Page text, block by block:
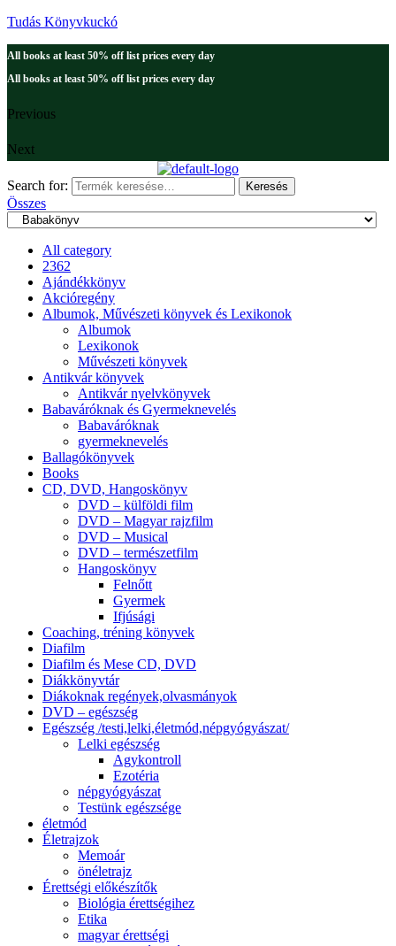
Tudás Könyvkuckó
All books at least 50% off list prices every day
All books at least 50% off list prices every day
Previous
Next
Search for: Keresés
Összes
All category
2362
Ajándékkönyv
Akcióregény
Albumok, Művészeti könyvek és Lexikonok
Albumok
Lexikonok
Művészeti könyvek
Antikvár könyvek
Antikvár nyelvkönyvek
Babaváróknak és Gyermeknevelés
Babaváróknak
gyermeknevelés
Ballagókönyvek
Books
CD, DVD, Hangoskönyv
DVD – külföldi film
DVD – Magyar rajzfilm
DVD – Musical
DVD – természetfilm
Hangoskönyv
Felnőtt
Gyermek
Ifjúsági
Coaching, tréning könyvek
Diafilm
Diafilm és Mese CD, DVD
Diákkönyvtár
Diákoknak regények,olvasmányok
DVD – egészség
Egészség /testi,lelki,életmód,népgyógyászat/
Lelki egészség
Agykontroll
Ezotéria
népgyógyászat
Testünk egészsége
életmód
Életrajzok
Memoár
önéletrajz
Érettségi előkészítők
Biológia érettségihez
Etika
magyar érettségi